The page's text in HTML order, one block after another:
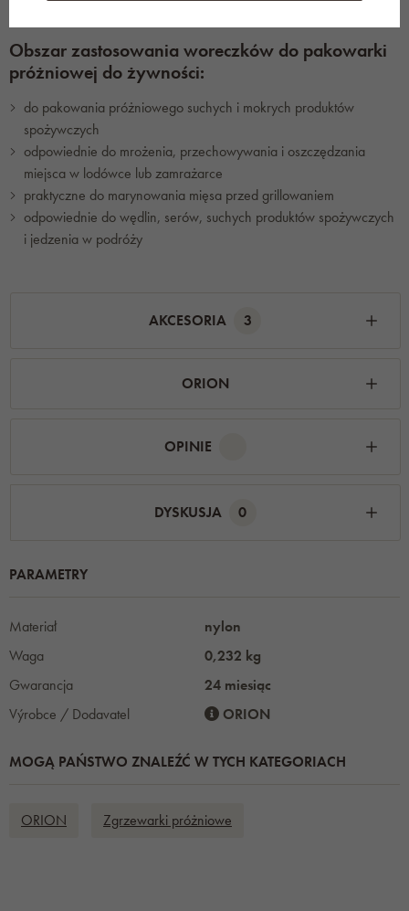
Obszar zastosowania woreczków do pakowarki
próżniowej do żywności:
do pakowania próżniowego suchych i mokrych produktów
spożywczych
odpowiednie do mrożenia, przechowywania i oszczędzania
miejsca w lodówce lub zamrażarce
praktyczne do marynowania mięsa przed grillowaniem
odpowiednie do wędlin, serów, suchych produktów spożywczych
i jedzenia w podróży
AKCESORIA 3
ORION
OPINIE
DYSKUSJA 0
PARAMETRY
Materiał
nylon
Waga
0,232 kg
Gwarancja
24 miesiąc
Výrobce / Dodavatel
ORION
MOGĄ PAŃSTWO ZNALEŹĆ W TYCH KATEGORIACH
ORION Zgrzewarki próżniowe